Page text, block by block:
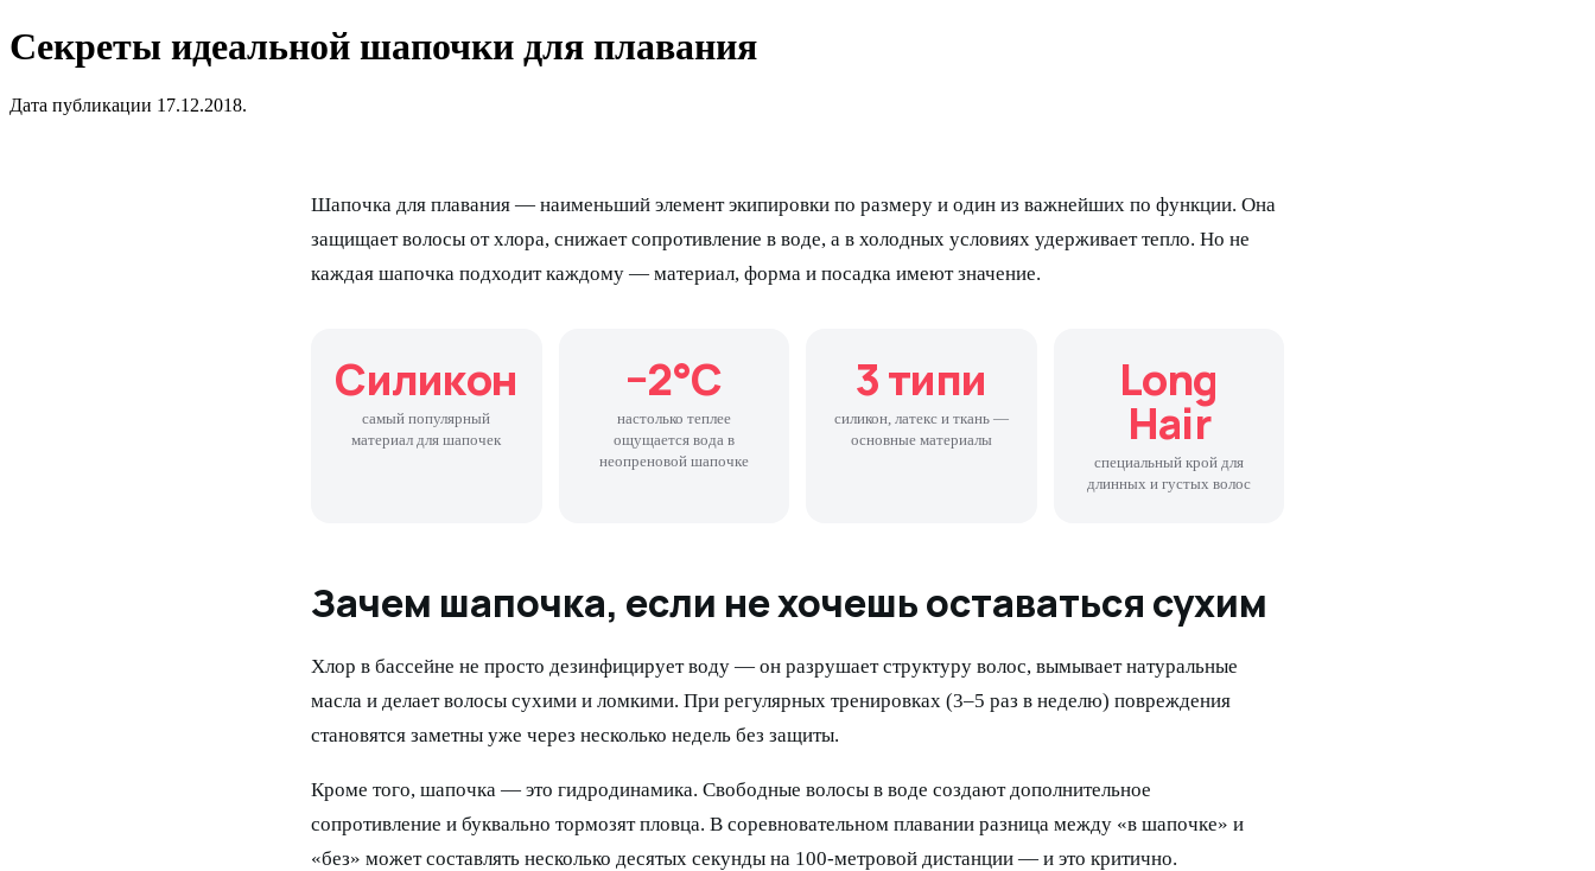
Секреты идеальной шапочки для плавания
Дата публикации 17.12.2018.
Шапочка для плавания — наименьший элемент экипировки по размеру и один из важнейших по функции. Она
защищает волосы от хлора, снижает сопротивление в воде, а в холодных условиях удерживает тепло. Но не
каждая шапочка подходит каждому — материал, форма и посадка имеют значение.
Силикон
самый популярный
материал для шапочек
−2°C
настолько теплее
ощущается вода в
неопреновой шапочке
3 типи
силикон, латекс и ткань —
основные материалы
Long
Hair
специальный крой для
длинных и густых волос
Зачем шапочка, если не хочешь оставаться сухим
Хлор в бассейне не просто дезинфицирует воду — он разрушает структуру волос, вымывает натуральные
масла и делает волосы сухими и ломкими. При регулярных тренировках (3–5 раз в неделю) повреждения
становятся заметны уже через несколько недель без защиты.
Кроме того, шапочка — это гидродинамика. Свободные волосы в воде создают дополнительное
сопротивление и буквально тормозят пловца. В соревновательном плавании разница между «в шапочке» и
«без» может составлять несколько десятых секунды на 100-метровой дистанции — и это критично.